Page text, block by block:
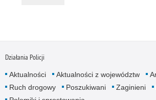
Działania Policji
Aktualności Aktualności z województw
Ruch drogowy
Poszukiwani Zaginieni